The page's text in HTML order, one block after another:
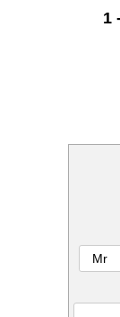
1